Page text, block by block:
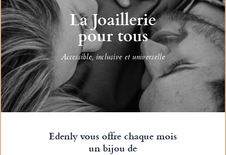
La Joaillerie
pour tous
Accessible, inclusive et universelle
Edenly vous offre chaque mois
un bijou de